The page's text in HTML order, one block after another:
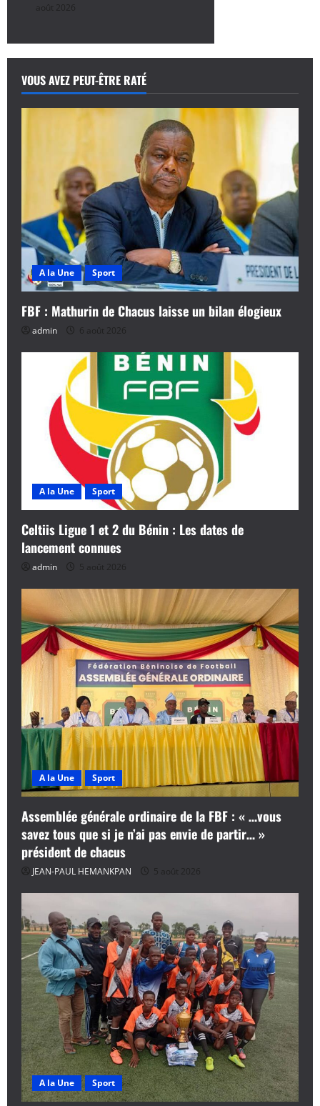
août 2026
VOUS AVEZ PEUT-ÊTRE RATÉ
A la Une Sport
FBF : Mathurin de Chacus laisse un bilan élogieux
admin 6 août 2026
A la Une Sport
Celtiis Ligue 1 et 2 du Bénin : Les dates de
lancement connues
admin 5 août 2026
A la Une Sport
Assemblée générale ordinaire de la FBF : « …vous
savez tous que si je n’ai pas envie de partir… »
président de chacus
JEAN-PAUL HEMANKPAN 5 août 2026
A la Une Sport